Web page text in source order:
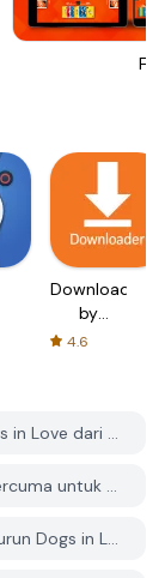
Downloader
by
AFTVnews
4.6
Bagaimana saya boleh memuat turun Dogs in Love dari PGYER APK HUB?
Adakah Dogs in Love di PGYER APK HUB percuma untuk dimuat turun?
Adakah saya perlu akaun untuk memuat turun Dogs in Love dari PGYER APK HUB?